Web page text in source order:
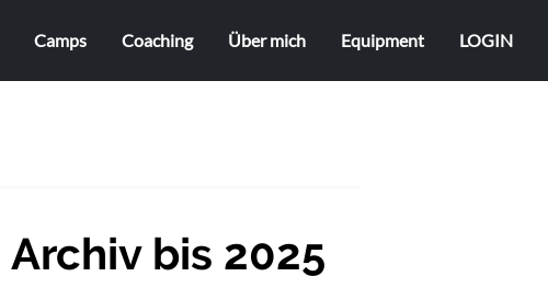
Camps Coaching Über mich Equipment LOGIN
Archiv bis 2025